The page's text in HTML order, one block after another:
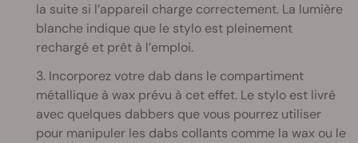
la suite si l’appareil charge correctement. La lumière
blanche indique que le stylo est pleinement
rechargé et prêt à l’emploi.
3. Incorporez votre dab dans le compartiment
métallique à wax prévu à cet effet. Le stylo est livré
avec quelques dabbers que vous pourrez utiliser
pour manipuler les dabs collants comme la wax ou le